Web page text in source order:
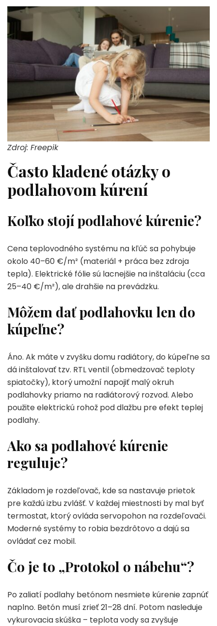
Zdroj: Freepik
Často kladené otázky o
podlahovom kúrení
Koľko stojí podlahové kúrenie?
Cena teplovodného systému na kľúč sa pohybuje
okolo 40–60 €/m² (materiál + práca bez zdroja
tepla). Elektrické fólie sú lacnejšie na inštaláciu (cca
25–40 €/m²), ale drahšie na prevádzku.
Môžem dať podlahovku len do
kúpeľne?
Áno. Ak máte v zvyšku domu radiátory, do kúpeľne sa
dá inštalovať tzv. RTL ventil (obmedzovač teploty
spiatočky), ktorý umožní napojiť malý okruh
podlahovky priamo na radiátorový rozvod. Alebo
použite elektrickú rohož pod dlažbu pre efekt teplej
podlahy.
Ako sa podlahové kúrenie
reguluje?
Základom je rozdeľovač, kde sa nastavuje prietok
pre každú izbu zvlášť. V každej miestnosti by mal byť
termostat, ktorý ovláda servopohon na rozdeľovači.
Moderné systémy to robia bezdrôtovo a dajú sa
ovládať cez mobil.
Čo je to „Protokol o nábehu“?
Po zaliatí podlahy betónom nesmiete kúrenie zapnúť
naplno. Betón musí zrieť 21–28 dní. Potom nasleduje
vykurovacia skúška – teplota vody sa zvyšuje